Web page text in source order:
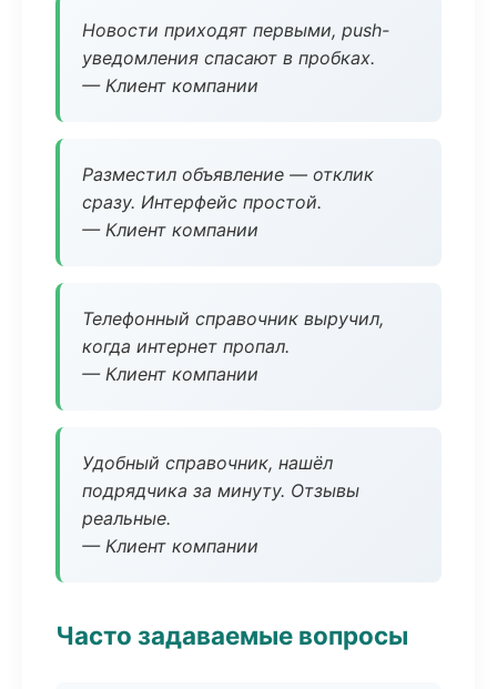
Новости приходят первыми, push-
уведомления спасают в пробках.
— Клиент компании
Разместил объявление — отклик
сразу. Интерфейс простой.
— Клиент компании
Телефонный справочник выручил,
когда интернет пропал.
— Клиент компании
Удобный справочник, нашёл
подрядчика за минуту. Отзывы
реальные.
— Клиент компании
Часто задаваемые вопросы